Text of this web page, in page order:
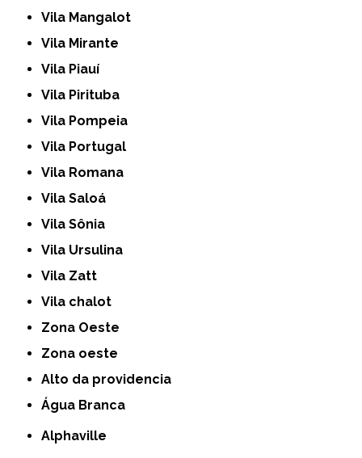
Vila Mangalot
Vila Mirante
Vila Piauí
Vila Pirituba
Vila Pompeia
Vila Portugal
Vila Romana
Vila Saloá
Vila Sônia
Vila Ursulina
Vila Zatt
Vila chalot
Zona Oeste
Zona oeste
alto da providencia
Água Branca
Alphaville